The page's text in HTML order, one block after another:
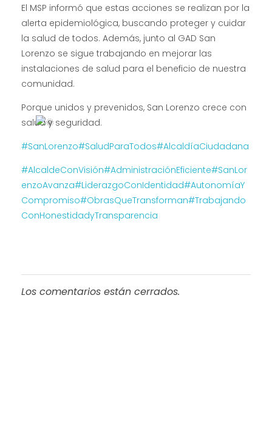
El MSP informó que estas acciones se realizan por la
alerta epidemiológica, buscando proteger y cuidar
la salud de todos. Además, junto al GAD San
Lorenzo se sigue trabajando en mejorar las
instalaciones de salud para el beneficio de nuestra
comunidad.
Porque unidos y prevenidos, San Lorenzo crece con
salud y seguridad.
#SanLorenzo#SaludParaTodos#AlcaldíaCiudadana
#AlcaldeConVisión#AdministraciónEficiente#SanLor
enzoAvanza#LiderazgoConIdentidad#AutonomíaY
Compromiso#ObrasQueTransforman#Trabajando
ConHonestidadyTransparencia
Los comentarios están cerrados.